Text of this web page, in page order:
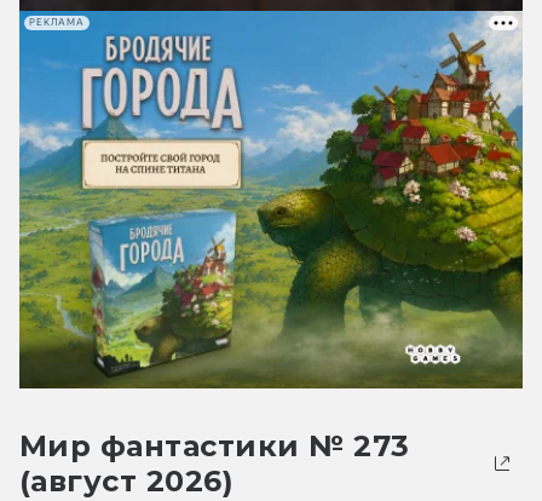
РЕКЛАМА
Мир фантастики № 273
(август 2026)